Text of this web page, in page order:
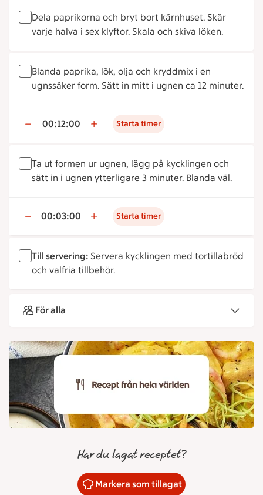
Dela paprikorna och bryt bort kärnhuset. Skär
varje halva i sex klyftor. Skala och skiva löken.
Blanda paprika, lök, olja och kryddmix i en
ugnssäker form. Sätt in mitt i ugnen ca 12 minuter.
00:12:00 Starta timer
Ta ut formen ur ugnen, lägg på kycklingen och
sätt in i ugnen ytterligare 3 minuter. Blanda väl.
00:03:00 Starta timer
Till servering: Servera kycklingen med tortillabröd
och valfria tillbehör.
För alla
Har du lagat receptet?
Markera som tillagat